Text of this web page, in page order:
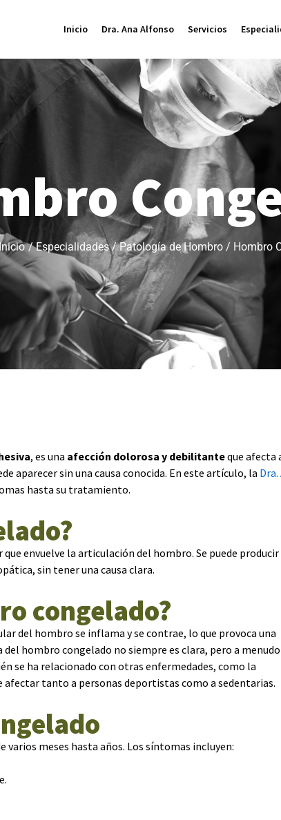
Inicio Dra. Ana Alfonso Servicios
/ Especialidades / Patología de Hombro / Hombro
, es una afección dolorosa y debilitanteque afecta
aparecer sin una causa conocida. En este artículo, la
hasta su tratamiento.
envuelve la articulación del hombro. Se puede
sin tener una causa clara.
congelado?
del hombro se inflama y se contrae, lo que provoca una
hombro congelado no siempre es clara, pero a menudo
se ha relacionado con otras enfermedades, como la
tanto a personas deportistas como a sedentarias.
varios meses hasta años. Los síntomas incluyen: